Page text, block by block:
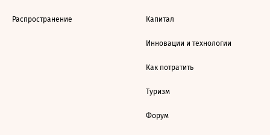
Распространение Капитал
Инновации и технологии
Как потратить
Туризм
Форум